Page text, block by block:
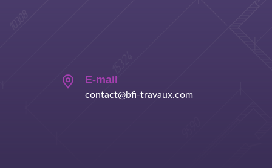
E-mail
contact@bfi-travaux.com